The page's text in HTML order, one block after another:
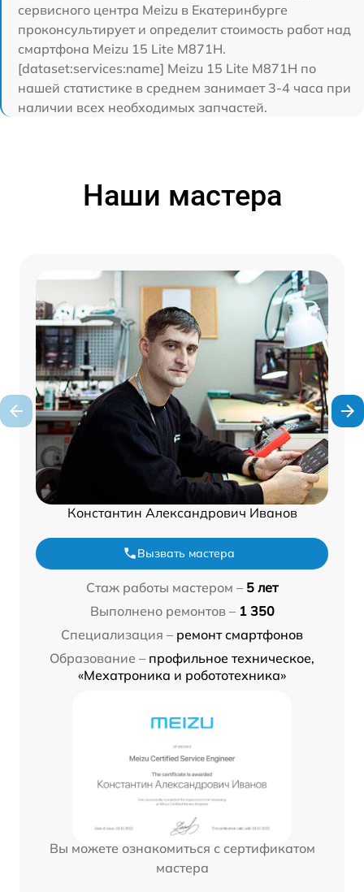
сервисного центра Meizu в Екатеринбурге
проконсультирует и определит стоимость работ над
смартфона Meizu 15 Lite M871H.
[dataset:services:name] Meizu 15 Lite M871H по
нашей статистике в среднем занимает 3-4 часа при
наличии всех необходимых запчастей.
Наши мастера
Константин Александрович Иванов
Вызвать мастера
Стаж работы мастером – 5 лет
Выполнено ремонтов – 1 350
Специализация – ремонт смартфонов
Образование – профильное техническое,
«Мехатроника и робототехника»
Вы можете ознакомиться с сертификатом
мастера